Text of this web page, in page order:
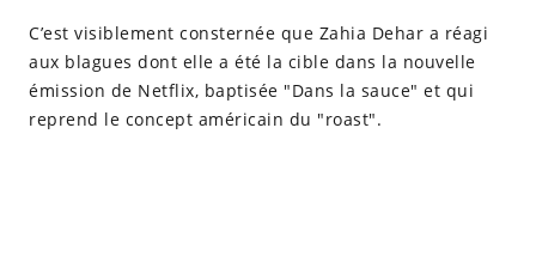
C’est visiblement consternée que Zahia Dehar a réagi
aux blagues dont elle a été la cible dans la nouvelle
émission de Netflix, baptisée "Dans la sauce" et qui
reprend le concept américain du "roast".